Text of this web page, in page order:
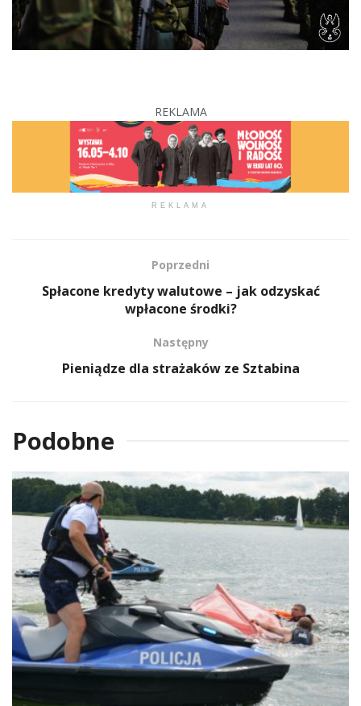
REKLAMA
REKLAMA
Poprzedni
Spłacone kredyty walutowe – jak odzyskać
wpłacone środki?
Następny
Pieniądze dla strażaków ze Sztabina
Podobne